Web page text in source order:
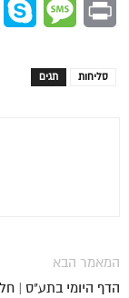
Print
תגים סליחות
המאמר הבא
הדף היומי בתע"ס |